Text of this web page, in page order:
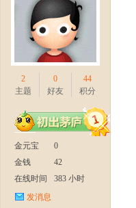
2
主题
0
好友
44
积分
金元宝
0
金钱
42
在线时间
383 小时
发消息